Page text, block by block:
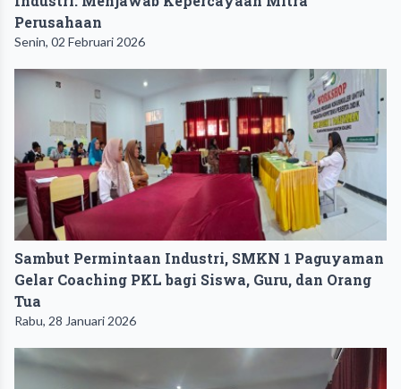
Perusahaan
Senin, 02 Februari 2026
Sambut Permintaan Industri, SMKN 1 Paguyaman
Gelar Coaching PKL bagi Siswa, Guru, dan Orang
Tua
Rabu, 28 Januari 2026